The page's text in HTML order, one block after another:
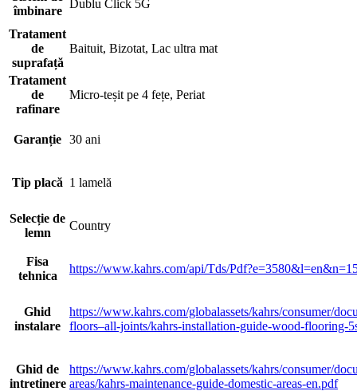
îmbinare
Dublu Click 5G
Tratament
de
suprafață
Baituit, Bizotat, Lac ultra mat
Tratament
de
rafinare
Micro-teșit pe 4 fețe, Periat
Garanție 30 ani
Tip placă 1 lamelă
Selecție de
lemn
Country
Fisa
tehnica
https://www.kahrs.com/api/Tds/
Ghid
instalare
https://www.kahrs.com/globalassets/kahrs/consumer/
floors–all-joints/kahrs-installation-guide-wood-flooring-
Ghid de
intretinere
https://www.kahrs.com/globalassets/kahrs/consumer/
areas/kahrs-maintenance-guide-domestic-areas-en.pdf